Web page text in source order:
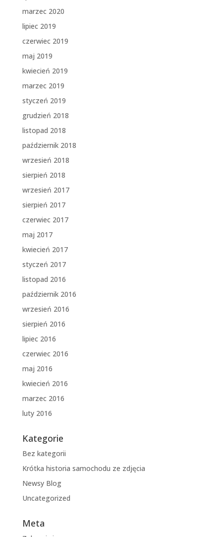
marzec 2020
lipiec 2019
czerwiec 2019
maj 2019
kwiecień 2019
marzec 2019
styczeń 2019
grudzień 2018
listopad 2018
październik 2018
wrzesień 2018
sierpień 2018
wrzesień 2017
sierpień 2017
czerwiec 2017
maj 2017
kwiecień 2017
styczeń 2017
listopad 2016
październik 2016
wrzesień 2016
sierpień 2016
lipiec 2016
czerwiec 2016
maj 2016
kwiecień 2016
marzec 2016
luty 2016
Kategorie
Bez kategorii
Krótka historia samochodu ze zdjęcia
Newsy Blog
Uncategorized
Meta